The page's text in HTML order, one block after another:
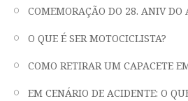
COMEMORAÇÃO DO 28. ANIV DO
O QUE É SER MOTOCICLISTA?
COMO RETIRAR UM CAPACETE
EM CENÁRIO DE ACIDENTE: O